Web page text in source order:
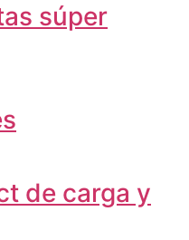
súper
de carga y